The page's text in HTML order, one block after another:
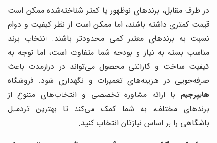
در طرف مقابل، برندهای نوظهور یا کمتر شناخته‌شده ممکن است
قیمت کمتری داشته باشند، اما ممکن است از نظر کیفیت و دوام
نسبت به برندهای معتبر کمی محدودتر باشند. انتخاب برند
مناسب بسته به نیاز و بودجه شما متفاوت است، اما توجه به
کیفیت ساخت و گارانتی محصول می‌تواند در درازمدت باعث
صرفه‌جویی در هزینه‌های تعمیرات و نگهداری شود. فروشگاه
هایپرجیم با ارائه مشاوره تخصصی و انتخاب‌های متنوع از
برندهای مختلف، به شما کمک می‌کند تا بهترین تردمیل
باشگاهی را بر اساس نیازتان انتخاب کنید.